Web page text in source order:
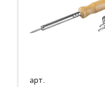
арт.